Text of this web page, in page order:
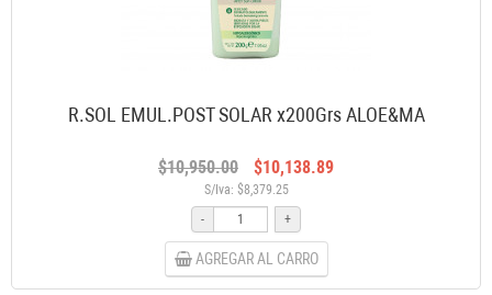
R.SOL EMUL.POST SOLAR x200Grs ALOE&MA
$10,950.00 $10,138.89
S/Iva: $8,379.25
-
+
AGREGAR AL CARRO